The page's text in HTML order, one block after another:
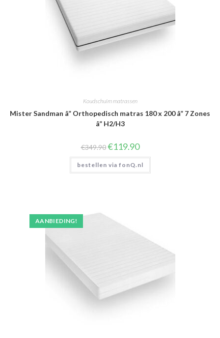
Koudschuim matrassen
Mister Sandman â” Orthopedisch matras 180 x 200 â” 7 Zones
â” H2/H3
€349.90 Oorspronkelijke
prijs
was:
€349.90.
€119.90Huidige
prijs
is:
€119.90.
bestellen via fonQ.nl
AANBIEDING!